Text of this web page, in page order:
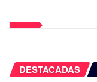
DESTACADAS